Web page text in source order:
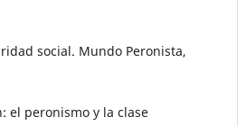
social. Mundo Peronista,
el peronismo y la clase